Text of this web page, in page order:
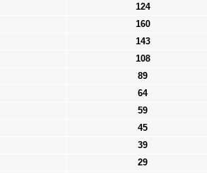
124
160
143
108
89
64
59
45
39
29